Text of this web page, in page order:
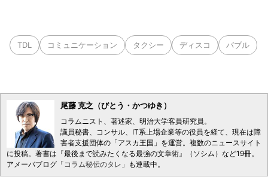
TDL コミュニケーション タクシー ディスコ バブル
尾藤 克之（びとう・かつゆき）
コラムニスト、著述家、明治大学客員研究員。
議員秘書、コンサル、IT系上場企業等の役員を経て、現在は障
害者支援団体の「アスカ王国」を運営。複数のニュースサイト
に投稿。著書は『最後まで読みたくなる最強の文章術』（ソシム）など19冊。
アメーバブログ「コラム秘伝のタレ 」も連載中。